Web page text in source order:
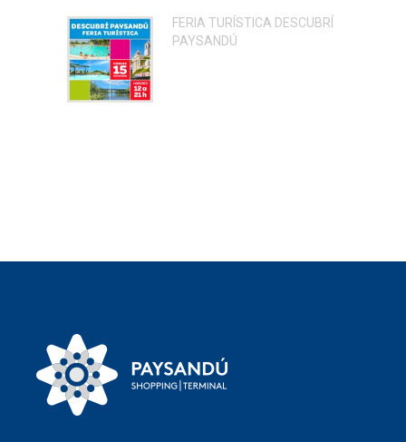
FERIA TURÍSTICA DESCUBRÍ
PAYSANDÚ